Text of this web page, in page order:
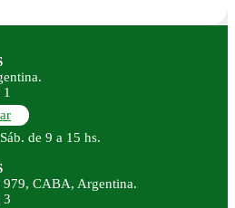
de 9 a 15 hs.
979, CABA, Argentina.
3